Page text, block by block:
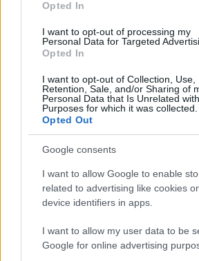
Opted In
I want to opt-out of processing my
Personal Data for Targeted
Opted In
I want to opt-out of Collection, Use,
Retention, Sale, and/or Sharing of
Personal Data that Is Unrelated
Purposes for which it was collected.
Opted Out
Google consents
I want to allow Google to enable
related to advertising like cookies
device identifiers in apps.
I want to allow my user data to be
Google for online advertising
Continua a leggere